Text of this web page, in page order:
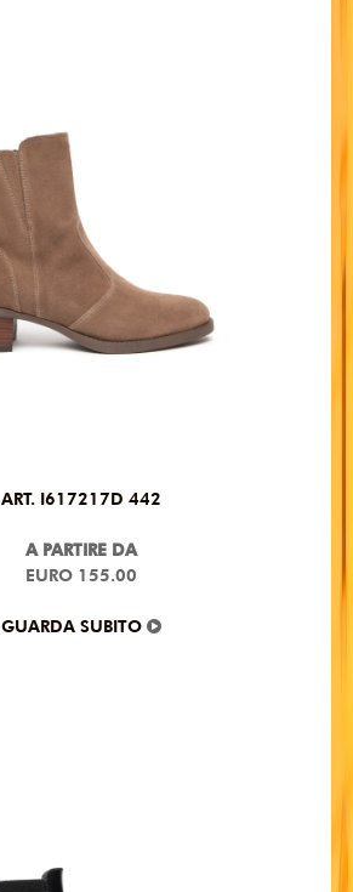
ART. I617217D 442
A PARTIRE DA
EURO 155.00
GUARDA SUBITO